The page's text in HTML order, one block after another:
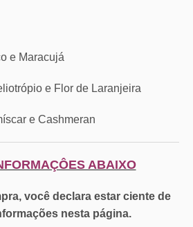
e Maracujá
e Flor de Laranjeira
e Cashmeran
ABAIXO
você declara estar ciente de
nesta página.